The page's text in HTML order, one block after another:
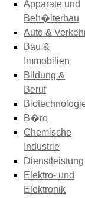
Apparate und
Beh�lterbau
Auto &
Bau &
Immobilien
Bildung &
Beruf
B�ro
Chemische
Industrie
Dienstleistung
Elektro- und
Elektronik